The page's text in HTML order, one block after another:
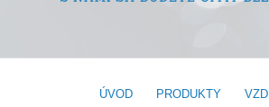
ÚVOD PRODUKTY